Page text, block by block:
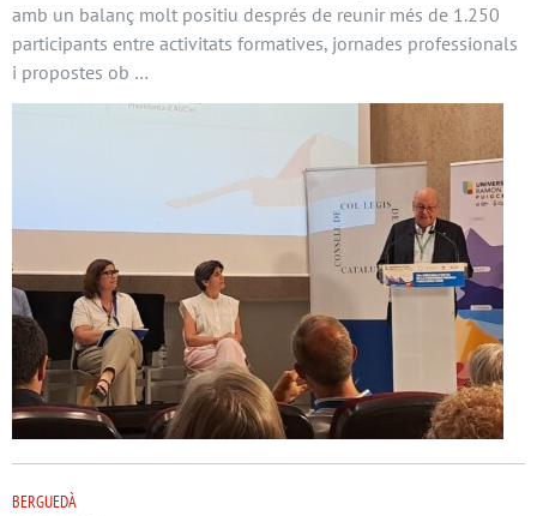
amb un balanç molt positiu després de reunir més de 1.250
participants entre activitats formatives, jornades professionals
i propostes ob …
BERGUEDÀ